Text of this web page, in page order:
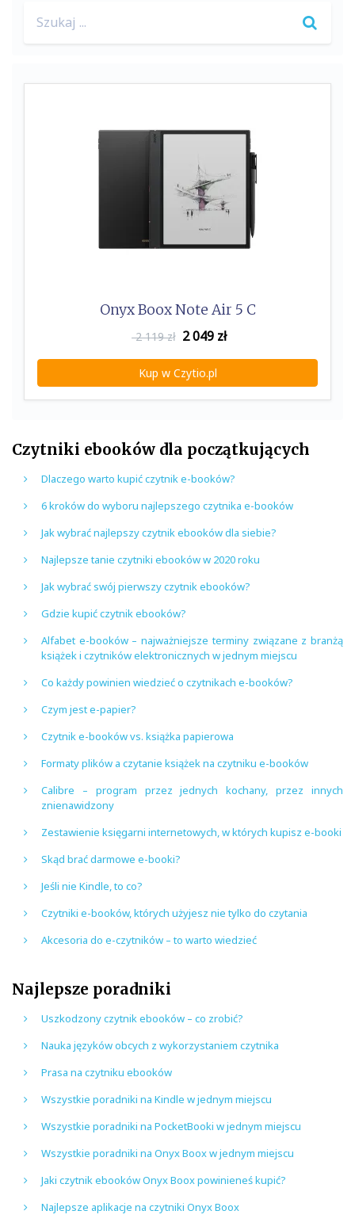
for:
Onyx Boox Note Air 5 C
2 119 zł 2 049zł
Kup w Czytio.pl
Czytniki ebooków dla początkujących
Dlaczego warto kupić czytnik e-booków?
6 kroków do wyboru najlepszego czytnika e-booków
Jak wybrać najlepszy czytnik ebooków dla siebie?
Najlepsze tanie czytniki ebooków w 2020 roku
Jak wybrać swój pierwszy czytnik ebooków?
Gdzie kupić czytnik ebooków?
Alfabet e-booków – najważniejsze terminy związane z branżą
książek i czytników elektronicznych w jednym miejscu
Co każdy powinien wiedzieć o czytnikach e-booków?
Czym jest e-papier?
Czytnik e-booków vs. książka papierowa
Formaty plików a czytanie książek na czytniku e-booków
Calibre – program przez jednych kochany, przez innych
znienawidzony
Zestawienie księgarni internetowych, w których kupisz e-booki
Skąd brać darmowe e-booki?
Jeśli nie Kindle, to co?
Czytniki e-booków, których użyjesz nie tylko do czytania
Akcesoria do e-czytników – to warto wiedzieć
Najlepsze poradniki
Uszkodzony czytnik ebooków – co zrobić?
Nauka języków obcych z wykorzystaniem czytnika
Prasa na czytniku ebooków
Wszystkie poradniki na Kindle w jednym miejscu
Wszystkie poradniki na PocketBooki w jednym miejscu
Wszystkie poradniki na Onyx Boox w jednym miejscu
Jaki czytnik ebooków Onyx Boox powinieneś kupić?
Najlepsze aplikacje na czytniki Onyx Boox